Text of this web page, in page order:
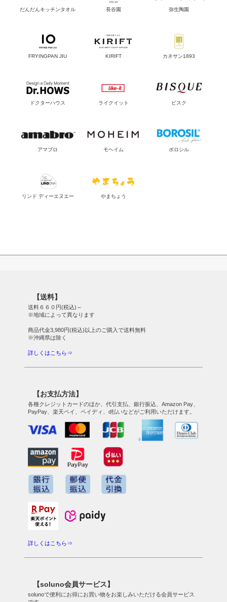
だんだんキッチンタオル 長谷園 弥生陶園
FRYINGPAN JIU KIRIFT カネサン1893
ドクターハウス ライクイット ビスク
アマブロ モヘイム ボロシル
リンド ディーエヌエー やまちょう
【送料】
送料６６０円(税込)～
※地域によって異なります
商品代金3,980円(税込)以上のご購入で送料無料
※沖縄県は除く
詳しくはこちら⇒
【お支払方法】
各種クレジットカードのほか、代引支払、銀行振込、Amazon Pay、
PayPay、楽天ペイ、ペイディ、d払いなどがご利用いただけます。
詳しくはこちら⇒
【soluno会員サービス】
solunoで便利にお得にお買い物をお楽しみいただける会員サービス